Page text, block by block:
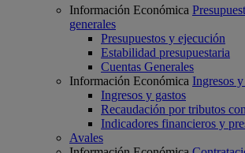
Información Económica
generales
Presupuestos y ejecución
Estabilidad presupuestaria
Cuentas Generales
Información Económica Ingresos
Ingresos y gastos
Recaudación por tributos
Indicadores financieros y
Avales